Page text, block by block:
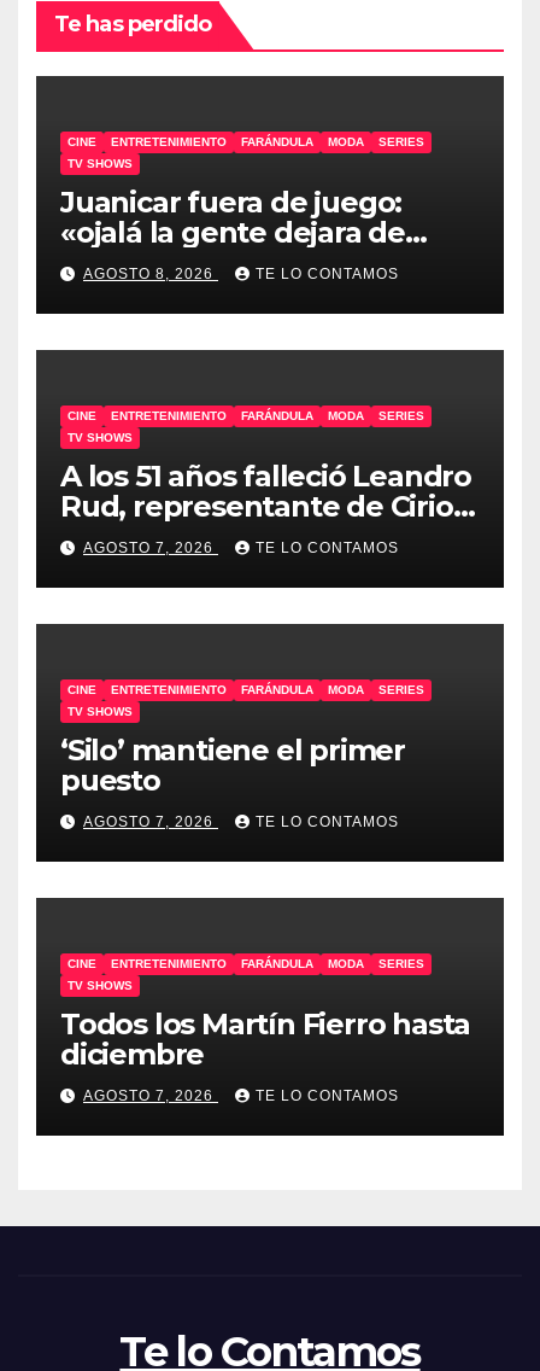
Te has perdido
CINE ENTRETENIMIENTO FARÁNDULA MODA
SERIES
TV SHOWS
Juanicar fuera de juego:
«ojalá la gente dejara de
odiar tanto»
AGOSTO 8, 2026 TE LO CONTAMOS
CINE ENTRETENIMIENTO FARÁNDULA MODA
SERIES
TV SHOWS
A los 51 años falleció Leandro
Rud, representante de Cirio,
Loly, Marengo y Maglietti
AGOSTO 7, 2026 TE LO CONTAMOS
CINE ENTRETENIMIENTO FARÁNDULA MODA
SERIES
TV SHOWS
‘Silo’ mantiene el primer
puesto
AGOSTO 7, 2026 TE LO CONTAMOS
CINE ENTRETENIMIENTO FARÁNDULA MODA
SERIES
TV SHOWS
Todos los Martín Fierro hasta
diciembre
AGOSTO 7, 2026 TE LO CONTAMOS
Te lo Contamos